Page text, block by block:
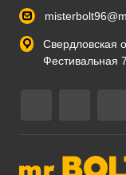
Свердловская
Фестивальная